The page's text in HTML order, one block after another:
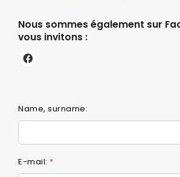
Nous sommes également sur
vous invitons :
Name, surname:
E-mail: *